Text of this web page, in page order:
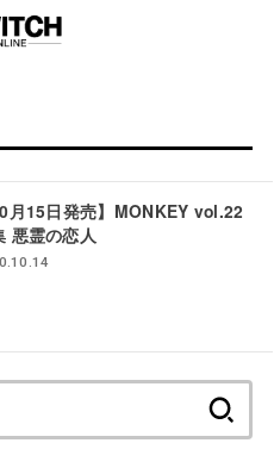
月15日発売】MONKEY vol.22
悪霊の恋人